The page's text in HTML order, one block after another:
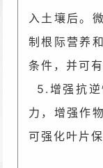
入土壤后。
制根际营养
条件，并可
5.增强抗逆
力，增强作
可强化叶片